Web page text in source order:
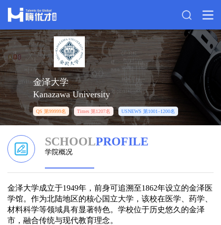
金泽大学
Kanazawa University
QS 第99999名 Times 第1207名 USNEWS 第1001–1200名
SCHOOLPROFILE
学院概况
金泽大学成立于1949年，前身可追溯至1862年设立的金泽医
学馆。作为北陆地区的核心国立大学，该校在医学、药学、
材料科学等领域具有显著特色。学校位于历史悠久的金泽
市，融合传统与现代教育理念。